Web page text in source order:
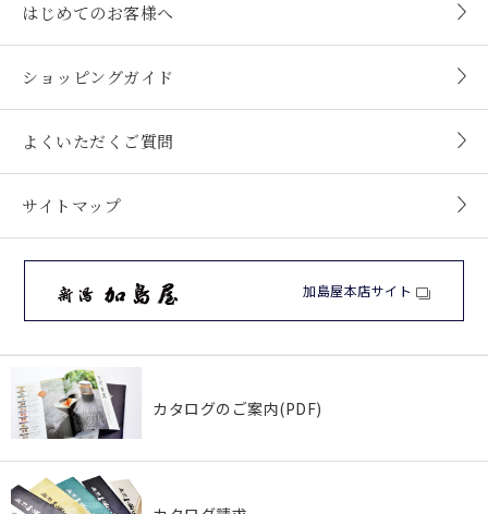
はじめてのお客様へ
ショッピングガイド
よくいただくご質問
サイトマップ
加島屋本店サイト
カタログのご案内(PDF)